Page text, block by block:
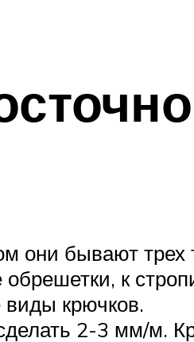
они бывают трех
к
виды крючков.
2-3 мм/м.